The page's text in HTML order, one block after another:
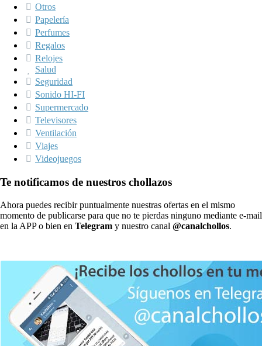
Otros
Papelería
Perfumes
Regalos
Relojes
Salud
Seguridad
Sonido HI-FI
Supermercado
Televisores
Ventilación
Viajes
Videojuegos
Te notificamos de nuestros chollazos
Ahora puedes recibir puntualmente nuestras ofertas en el mismo
momento de publicarse para que no te pierdas ninguno mediante e-mail
en la APP o bien en Telegram y nuestro canal @canalchollos.